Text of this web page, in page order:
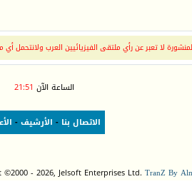
لا تعبر عن رأي ملتقى الفيزيائيين العرب ولانتحمل
الساعة الآن 21:51
الاتصال بنا - الأرشيف-
- 2026, Jelsoft Enterprises Ltd. TranZ By